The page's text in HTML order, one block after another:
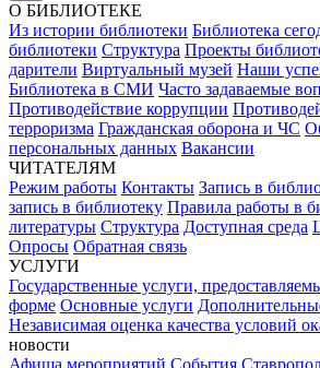
О БИБЛИОТЕКЕ
Из истории библиотеки Библиотека
библиотеки Структура Проекты
дарители Виртуальный музей Наши
Библиотека в СМИ Часто задаваемые
Противодействие коррупции
терроризма Гражданская оборона и ЧС
персональных данных Вакансии
ЧИТАТЕЛЯМ
Режим работы Контакты Запись в
запись в библиотеку Правила работы в
литературы Структура Доступная среда
Опросы Обратная связь
УСЛУГИ
Государственные услуги,
форме Основные услуги
Независимая оценка качества условий
новости
Афиша мероприятий События